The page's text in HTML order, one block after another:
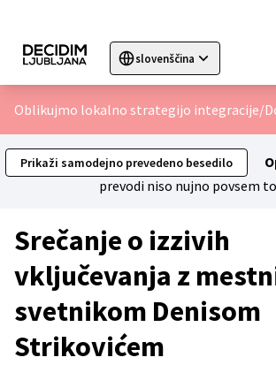
slovenščina
Sprache wählen Choose
Oblikujmo lokalno strategijo integracije/
Prikaži samodejno prevedeno besedilo
prevodi niso nujno povsem
Srečanje o izzivih
vključevanja z
svetnikom Denisom
Strikovićem